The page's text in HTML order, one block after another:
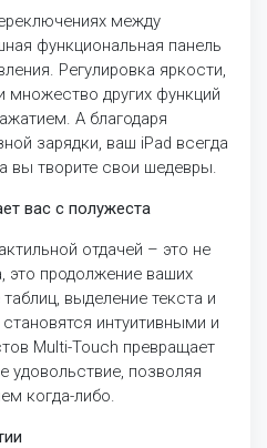
между
функциональная панель
Регулировка яркости,
множество других функций
А благодаря
зарядки, ваш iPad всегда
вы творите свои шедевры.
вас с полужеста
отдачей – это не
это продолжение ваших
выделение текста и
интуитивными и
Multi-Touch превращает
удовольствие, позволяя
когда-либо.